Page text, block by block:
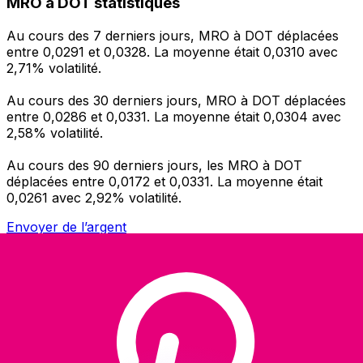
Au cours des 7 derniers jours, MRO à DOT déplacées
entre 0,0291 et 0,0328. La moyenne était 0,0310 avec
2,71% volatilité.
Au cours des 30 derniers jours, MRO à DOT déplacées
entre 0,0286 et 0,0331. La moyenne était 0,0304 avec
2,58% volatilité.
Au cours des 90 derniers jours, les MRO à DOT
déplacées entre 0,0172 et 0,0331. La moyenne était
0,0261 avec 2,92% volatilité.
Envoyer de l’argent
êtes en déplacement
L'application Xe réunit toutes les fonctionnalités
nécessaires pour vos transferts d'argent internationaux
et la gestion de vos devises. Convertissez des devises,
programmez des alertes de taux et transférez de